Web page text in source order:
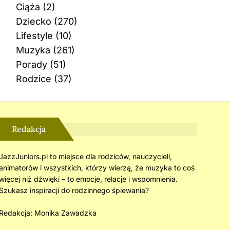
Ciąża (2)
Dziecko (270)
Lifestyle (10)
Muzyka (261)
Porady(51)
Rodzice (37)
Redakcja
to miejsce dla rodziców, nauczycieli,
i wszystkich, którzy wierzą, że muzyka to coś
niż dźwięki – to emocje, relacje i wspomnienia.
inspiracji do rodzinnego śpiewania?
Monika Zawadzka